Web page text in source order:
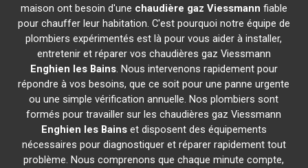
maison ont besoin d'une chaudière gaz Viessmann fiable
pour chauffer leur habitation. C'est pourquoi notre équipe de
plombiers expérimentés est là pour vous aider à installer,
entretenir et réparer vos chaudières gaz Viessmann
Enghien les Bains. Nous intervenons rapidement pour
répondre à vos besoins, que ce soit pour une panne urgente
ou une simple vérification annuelle. Nos plombiers sont
formés pour travailler sur les chaudières gaz Viessmann
Enghien les Bainset disposent des équipements
nécessaires pour diagnostiquer et réparer rapidement tout
problème. Nous comprenons que chaque minute compte,